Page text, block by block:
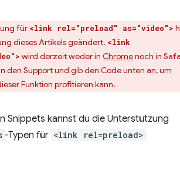
für <link rel="preload" as="video">
dieses Artikels geändert. <link
wird derzeit weder in Chromenoch in
den Support und gib den Code unten an, um
Funktion profitieren kann.
Snippets kannst du die Unterstützung
-Typen für <link rel=preload>